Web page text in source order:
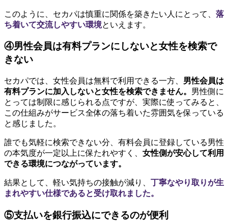
このように、セカパは慎重に関係を築きたい人にとって、 落
ち着いて交流しやすい環境といえます。
④男性会員は有料プランにしないと女性を検索で
きない
セカパでは、女性会員は無料で利用できる一方、 男性会員は
有料プランに加入しないと女性を検索できません。 男性側に
とっては制限に感じられる点ですが、実際に使ってみると、
この仕組みがサービス全体の落ち着いた雰囲気を保っている
と感じました。
誰でも気軽に検索できない分、有料会員に登録している男性
の本気度が一定以上に保たれやすく、 女性側が安心して利用
できる環境につながっています。
結果として、軽い気持ちの接触が減り、 丁寧なやり取りが生
まれやすい仕様であると受け取れました。
⑤支払いを銀行振込にできるのが便利